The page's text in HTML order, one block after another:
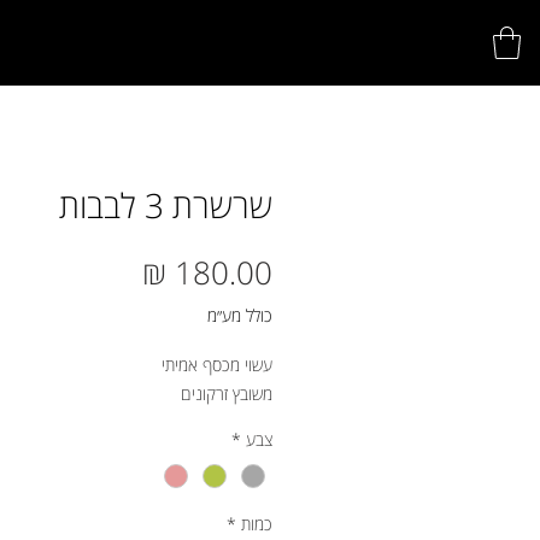
שרשרת 3 לבבות
כולל מע״מ
עשוי מכסף אמיתי
משובץ זרקונים
צבע *
כמות *